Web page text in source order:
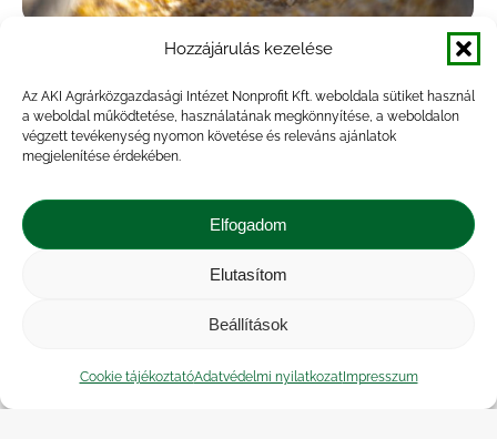
Hozzájárulás kezelése
Az AKI Agrárközgazdasági Intézet Nonprofit Kft. weboldala sütiket használ
a weboldal működtetése, használatának megkönnyítése, a weboldalon
végzett tevékenység nyomon követése és releváns ajánlatok
megjelenítése érdekében.
Elfogadom
Elutasítom
Beállítások
Cookie tájékoztatóAdatvédelmi nyilatkozatImpresszum
Az M-es tálcás tojás ára emelkedett a
legtöbbet
Hírek Byveresa 2023.05.31.
csomagolóhelyi ára 65,3 forint/darab volt 2023
első húsz hetében, ami 82,8 százalékkal haladta